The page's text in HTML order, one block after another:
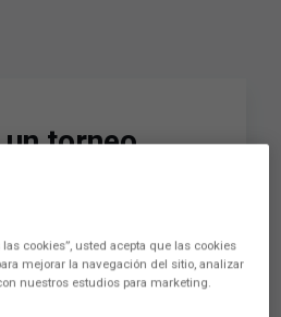
un torneo
de
UD
a los
con
cookies”, usted acepta que las cookies
mejorar la navegación del sitio, analizar
nuestros estudios para marketing.